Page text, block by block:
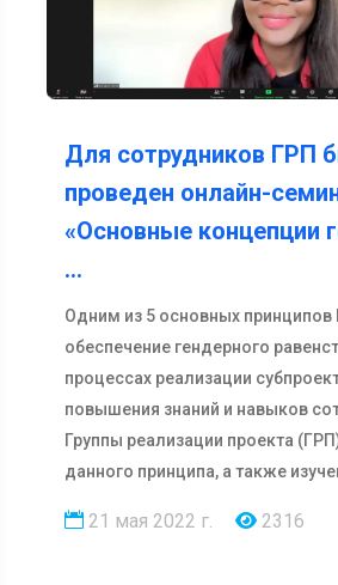
Для сотрудников ГРП
проведен онлайн-
«Основные концепции
…
Одним из 5 основных принципов
обеспечение гендерного
процессах реализации субпроектов. В
повышения знаний и навыков
Группы реализации проекта
данного принципа, а также
21 мая 2022 г. 2316